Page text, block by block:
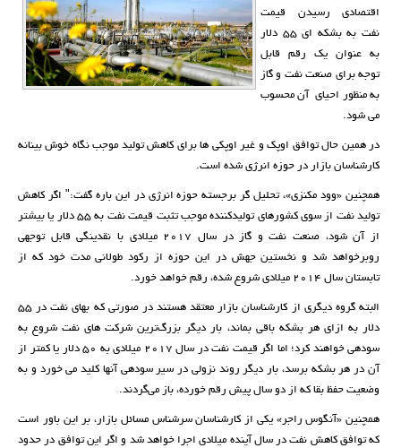
اقتصادی رسیدن قیمت
نفت به بشکه ای ۵۵ دلار
به عنوان یک رقم قابل
توجه برای صنعت نفت و گاز
به منظور احیای آن محسوب
می شود.
در همین حال توافق اوپک و غیر اوپکی ها برای کاهش تولید موجب نگاه خوش بینانه
کارشناسان بازار در حوزه انرژی شده است.
همچنین «وود مکنزی»، تحلیل گر برجسته حوزه انرژی در این باره گفت:" اگر کاهش
تولید نفت از سوی کشورهای تولیدکننده موجب تثبت قیمت نفت به ۵۵ دلار یا بیشتر
از آن شود، صنعت نفت و گاز در سال ۲۰۱۷ میلادی با نقدینگی قابل توجهی
روبرخواهد شد و نخستین جهش در این حوزه از رکود طولانی مدت خود که از
تابستان سال ۲۰۱۴ میلادی شروع شده، رقم خواهد خورد.
البته گروه دیگری از کارشناسان بازار معتقد هستند در صورتی که بهای نفت در ۵۵
دلار به ازای هر بشکه باقی بماند، بار دیگر بزرگ‌ترین شرکت های نفت شروع به
سودهی خواهند کرد؛ اما اگر قیمت نفت در سال ۲۰۱۷ میلادی به ۵۰ دلار یا کمتر از
آن در هر بشکه برسد، بار دیگر روند نزولی در سیر سودهی آنها کلید می خورد و به
وضعیت حفظ بقا که از دو سال پیش رقم خورده، باز می‌گردند.
همچنین «آنگوس راجر» یکی از کارشناسان سرشناس مسائل بازار، بر این باور است
که توافق کاهش نفت در سال آینده میلادی اجرا خواهد شد و اگر این توافق در حدود